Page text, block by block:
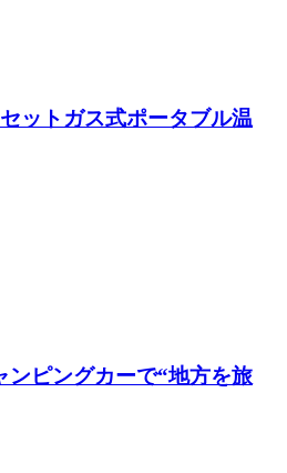
ットガス式ポータブル温
ンピングカーで“地方を旅